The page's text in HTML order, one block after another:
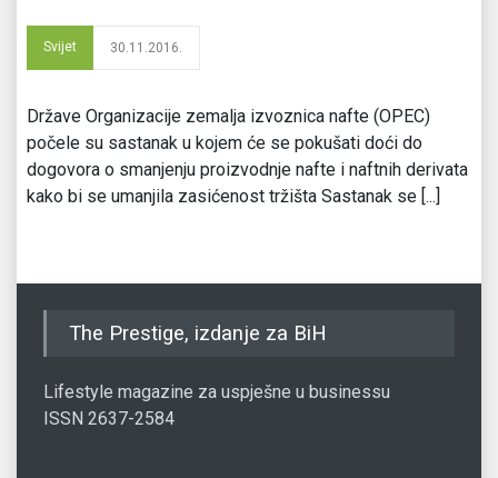
Svijet 30.11.2016.
Države Organizacije zemalja izvoznica nafte (OPEC)
počele su sastanak u kojem će se pokušati doći do
dogovora o smanjenju proizvodnje nafte i naftnih derivata
kako bi se umanjila zasićenost tržišta Sastanak se [...]
The Prestige, izdanje za BiH
Lifestyle magazine za uspješne u businessu
ISSN 2637-2584